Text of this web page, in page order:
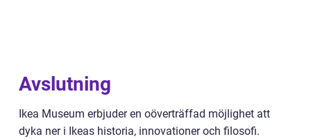
Avslutning
Ikea Museum erbjuder en oöverträffad möjlighet att
dyka ner i Ikeas historia, innovationer och filosofi.